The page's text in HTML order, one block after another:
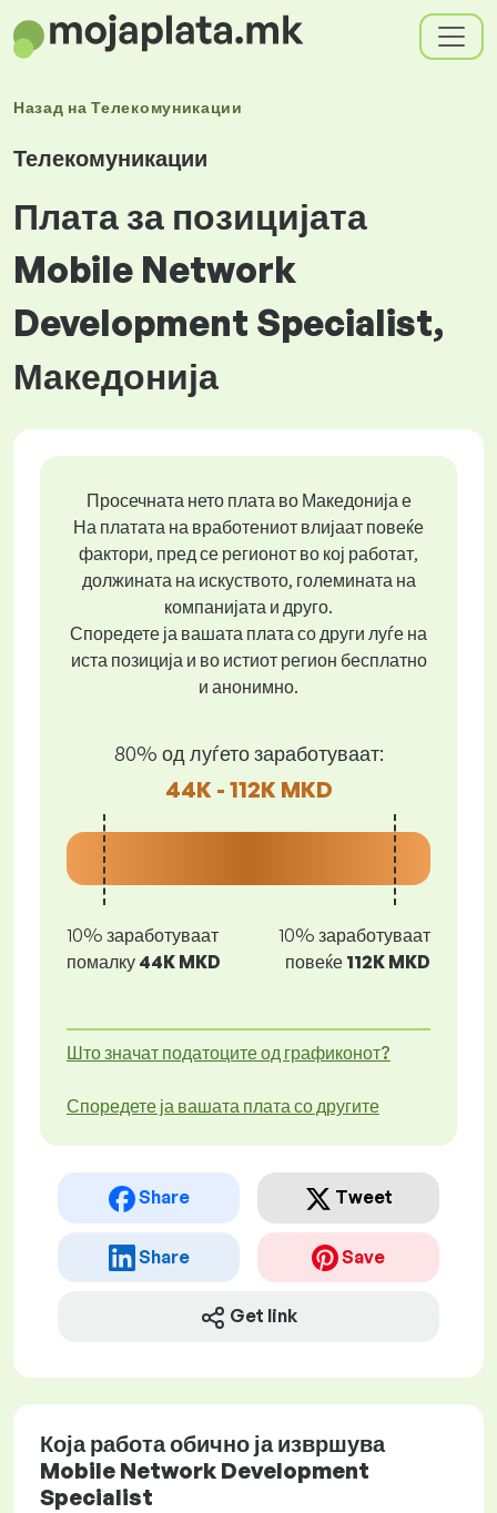
Назад наТелекомуникации
Телекомуникации
Плата за позицијата
Mobile Network
Development Specialist,
Македонија
Просечната нето плата во Македонија е
На платата на вработениот влијаат повеќе
фактори, пред се регионот во кој работат,
должината на искуството, големината на
компанијата и друго.
Споредете ја вашата плата со други луѓе на
иста позиција и во истиот регион бесплатно
и анонимно.
80% од луѓето заработуваат:
44K - 112K MKD
10% заработуваат
помалку 44K MKD
10% заработуваат
повеќе 112K MKD
Што значат податоците од графиконот?
Споредете ја вашата плата со другите
Share Tweet
Share Save
Get link
Која работа обично ја извршува
Mobile Network Development
Specialist